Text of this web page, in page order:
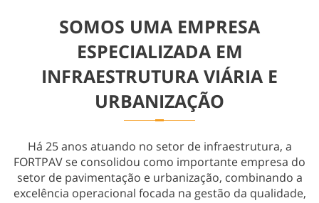
ConservaçãoSOMOS UMA EMPRESA
ESPECIALIZADA EM
INFRAESTRUTURA VIÁRIA E
URBANIZAÇÃO
Há 25 anos atuando no setor de infraestrutura, a
FORTPAV se consolidou como importante empresa do
setor de pavimentação e urbanização, combinando a
excelência operacional focada na gestão da qualidade,